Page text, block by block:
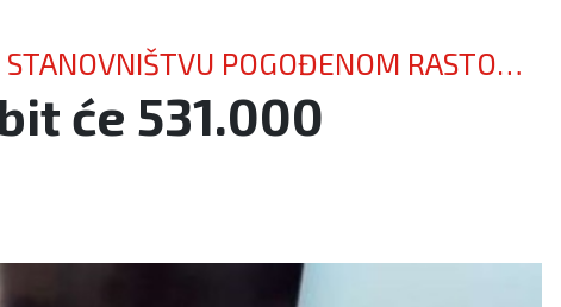
STANOVNIŠTVU POGOĐENOM RASTOM
će 531.000